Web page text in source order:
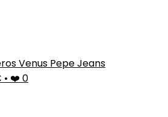
Venus Pepe Jeans
• ❤️ 0